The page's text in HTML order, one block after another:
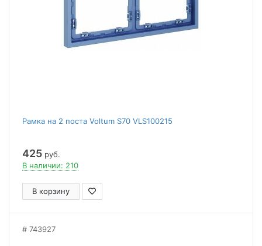
Рамка на 2 поста Voltum S70 VLS100215
425 руб.
В наличии: 210
В корзину
743927